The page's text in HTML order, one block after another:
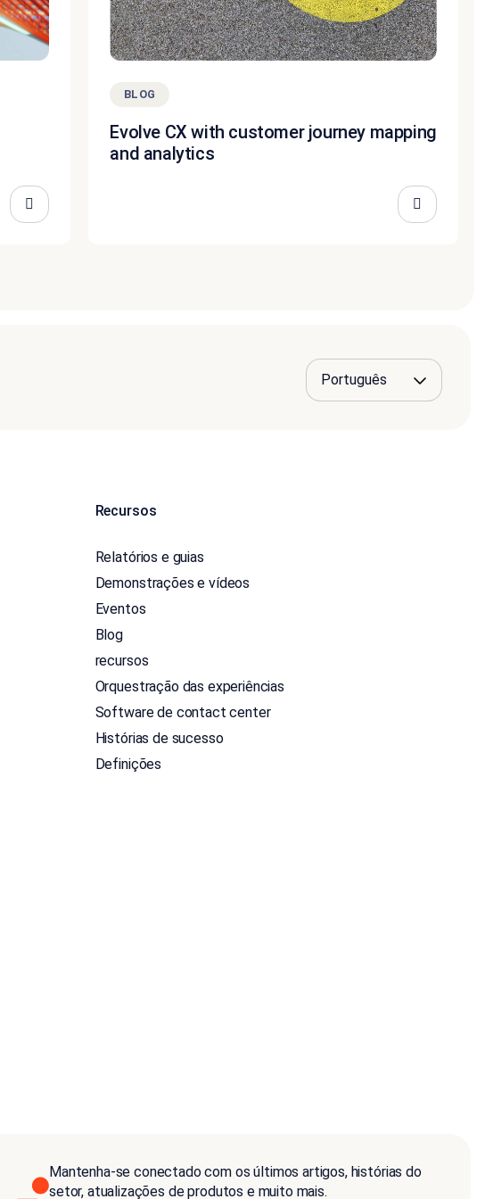
BLOG
Evolve CX with customer journey mapping
and analytics
Recursos
Relatórios e guias
Demonstrações e vídeos
Eventos
Blog
recursos
Orquestração das experiências
Software de contact center
Histórias de sucesso
Definições
Mantenha-se conectado com os últimos artigos, histórias do
setor, atualizações de produtos e muito mais.